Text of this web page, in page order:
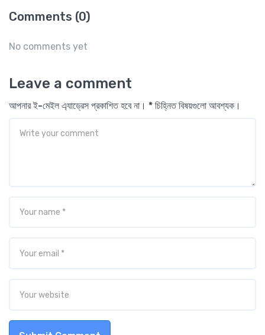
Comments (0)
No comments yet
Leave a comment
আপনার ই-মেইল এ্যাড্রেস প্রকাশিত হবে না। * চিহ্নিত বিষয়গুলো আবশ্যক।